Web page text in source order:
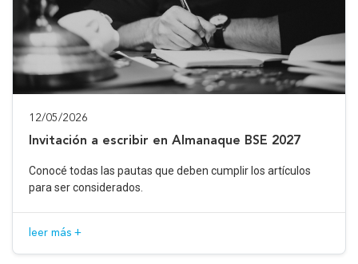
12/05/2026
Invitación a escribir en Almanaque BSE 2027
Conocé todas las pautas que deben cumplir los artículos
para ser considerados.
leer más +